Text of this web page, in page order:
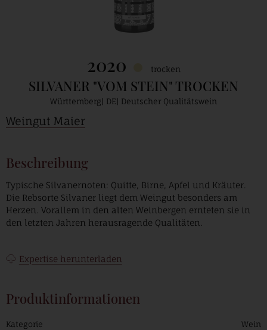
2020 trocken
SILVANER "VOM STEIN" TROCKEN
Württemberg DE Deutscher Qualitätswein
Weingut Maier
Beschreibung
Typische Silvanernoten: Quitte, Birne, Apfel und Kräuter.
Die Rebsorte Silvaner liegt dem Weingut besonders am
Herzen. Vorallem in den alten Weinbergen ernteten sie in
den letzten Jahren herausragende Qualitäten.
Expertise herunterladen
Produktinformationen
Kategorie Wein